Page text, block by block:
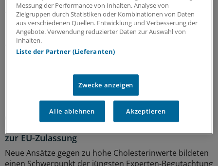
Äußerungen zu COVID-Pandemie
Das Berufsobergericht für Heilberufe Berlin kippt den
Rügebescheid einer Ärztekammer, die einem Arzt
vorwirft, er habe die Gefährlichkeit der Corona-
Pandemie unrichtig und verharmlosend dargestellt und
Juli-Sitzung des CHMP
Acht Pharma-Innovationen auf der Zielgeraden
zur EU-Zulassung
Neue Ansätze gegen zu hohe Cholesterinwerte bildeten
einen Schwerpunkt der jüngsten Experten-Begutachtung
Messung der Performance von Inhalten. Analyse von
Zielgruppen durch Statistiken oder Kombinationen von Daten
aus verschiedenen Quellen. Entwicklung und Verbesserung der
Angebote. Verwendung reduzierter Daten zur Auswahl von
Inhalten.
Liste der Partner (Lieferanten)
Zwecke anzeigen
Alle ablehnen Akzeptieren